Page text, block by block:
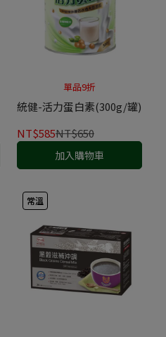
單品9折
統健-活力蛋白素(300g/罐)
NT$585NT$650
加入購物車
常溫